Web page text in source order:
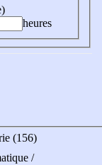
heures
(156)
/